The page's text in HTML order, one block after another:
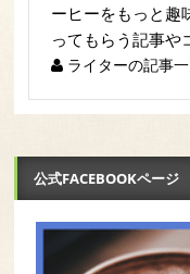
ーヒーをもっと趣
ってもらう記事や
ライターの記事
公式FACEBOOKページ